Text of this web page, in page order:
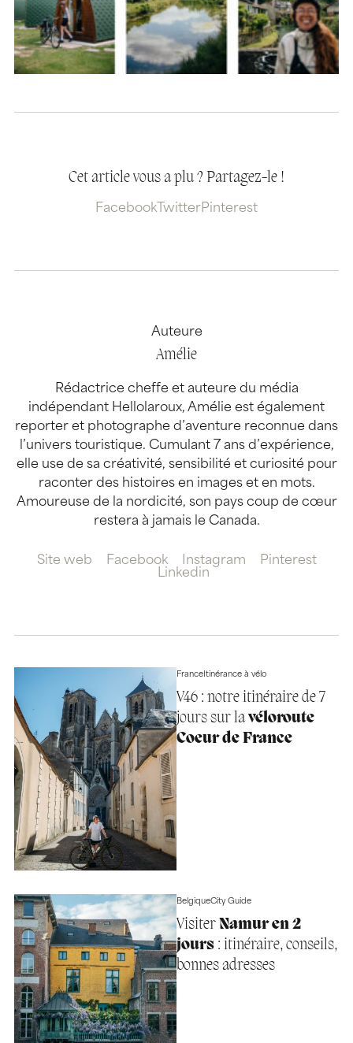
Cet article vous a plu ? Partagez-le !
Facebook TwitterPinterest
Auteure
Amélie
Rédactrice cheffe et auteure du média
indépendant Hellolaroux, Amélie est également
reporter et photographe d’aventure reconnue dans
l’univers touristique. Cumulant 7 ans d’expérience,
elle use de sa créativité, sensibilité et curiosité pour
raconter des histoires en images et en mots.
Amoureuse de la nordicité, son pays coup de cœur
restera à jamais le Canada.
Site web Facebook Instagram
Pinterest
Linkedin
FranceItinérance à vélo
V46 : notre itinéraire de 7
jours sur lavéloroute
Coeur de France
BelgiqueCity Guide
Visiter Namur en 2
jours: itinéraire, conseils,
bonnes adresses